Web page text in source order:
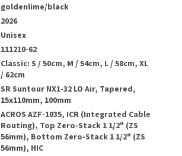
goldenlime/black
2026
Unisex
111210-62
Classic: S / 50cm, M / 54cm, L / 58cm, XL
/ 62cm
SR Suntour NX1-32 LO Air, Tapered,
15x110mm, 100mm
ACROS AZF-1035, ICR (Integrated Cable
Routing), Top Zero-Stack 1 1/2" (ZS
56mm), Bottom Zero-Stack 1 1/2" (ZS
56mm), HIC